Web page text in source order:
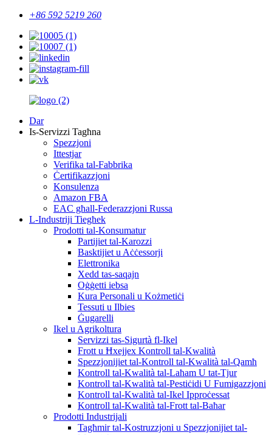
+86 592 5219 260
Dar
Is-Servizzi Tagħna
Spezzjoni
Ittestjar
Verifika tal-Fabbrika
Ċertifikazzjoni
Konsulenza
Amazon FBA
EAC għall-Federazzjoni Russa
L-Industriji Tiegħek
Prodotti tal-Konsumatur
Partijiet tal-Karozzi
Basktijiet u Aċċessorji
Elettronika
Xedd tas-saqajn
Oġġetti iebsa
Kura Personali u Kożmetiċi
Tessuti u Ilbies
Ġugarelli
Ikel u Agrikoltura
Servizzi tas-Sigurtà fl-Ikel
Frott u Ħxejjex Kontroll tal-Kwalità
Spezzjonijiet tal-Kontroll tal-Kwalità tal-Qamħ
Kontroll tal-Kwalità tal-Laħam U tat-Tjur
Kontroll tal-Kwalità tal-Pestiċidi U Fumigazzjoni
Kontroll tal-Kwalità tal-Ikel Ipproċessat
Kontroll tal-Kwalità tal-Frott tal-Baħar
Prodotti Industrijali
Tagħmir tal-Kostruzzjoni u Spezzjonijiet tal-